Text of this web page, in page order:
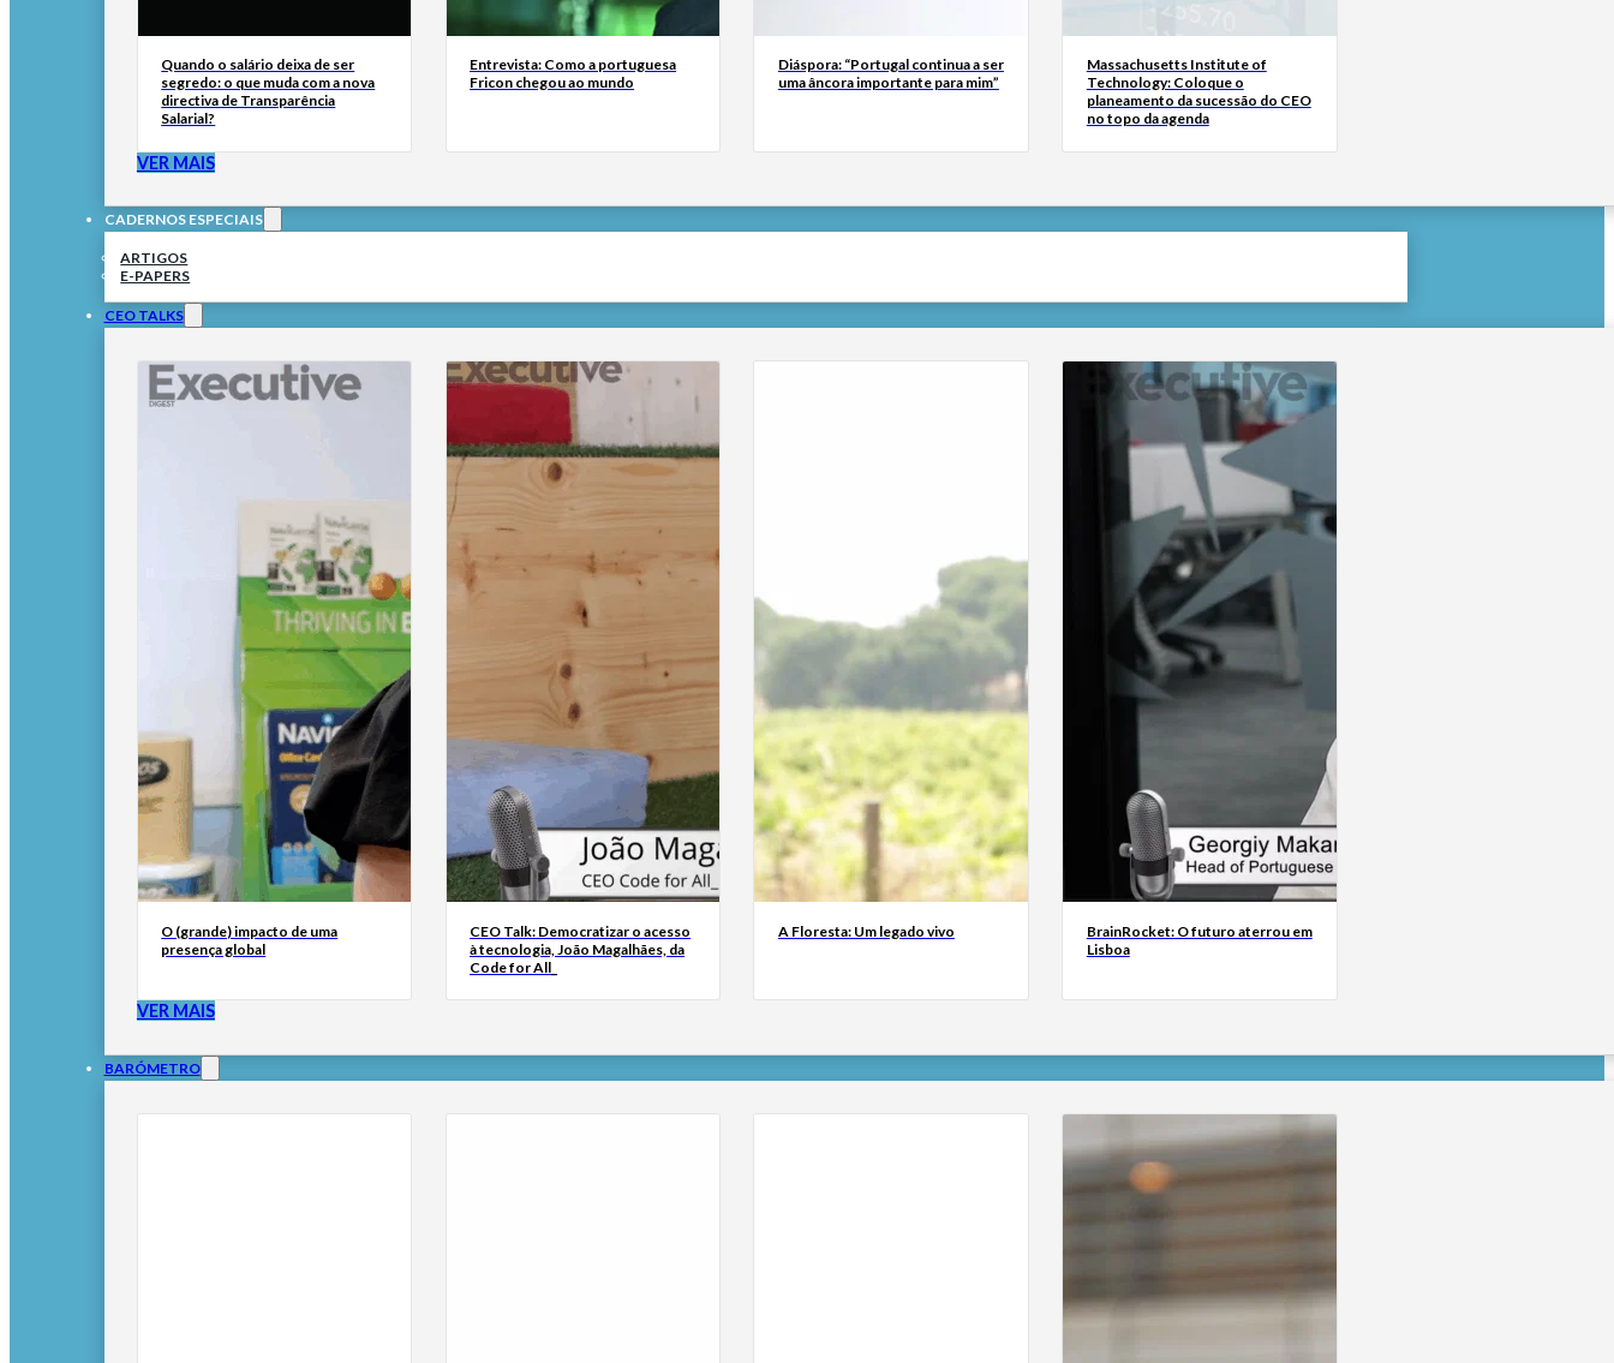
Quando o salário deixa de ser
segredo: o que muda com a nova
directiva de Transparência
Salarial?
Entrevista: Como a portuguesa
Fricon chegou ao mundo
Diáspora: “Portugal continua a ser
uma âncora importante para mim”
Massachusetts Institute of
Technology: Coloque o
planeamento da sucessão do CEO
no topo da agenda
VER MAIS
CADERNOS ESPECIAIS
ARTIGOS
E-PAPERS
CEO TALKS
O (grande) impacto de uma
presença global
CEO Talk: Democratizar o acesso
à tecnologia, João Magalhães, da
Code for All_
A Floresta: Um legado vivo
BrainRocket: O futuro aterrou em
Lisboa
VER MAIS
BARÓMETRO